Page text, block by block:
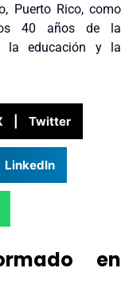
Puerto Rico, como
40 años de la
la educación y la
| Twitter
LinkedIn
en